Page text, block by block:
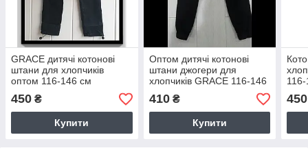
GRACE дитячі котонові
штани для хлопчиків
оптом 116-146 см
450 ₴
Купити
Оптом дитячі котонові
штани джогери для
хлопчиків GRACE 116-146
см
410₴
Купити
450